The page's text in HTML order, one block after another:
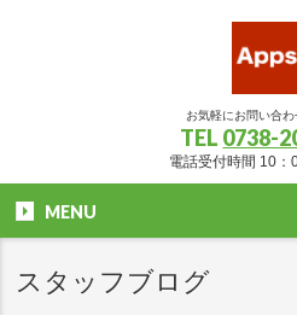
お気軽にお問い合
TEL 0738-
電話受付時間 10：
MENU
スタッフブログ